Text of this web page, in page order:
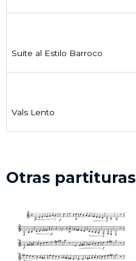
Suite al Estilo Barroco
Vals Lento
Otras partituras